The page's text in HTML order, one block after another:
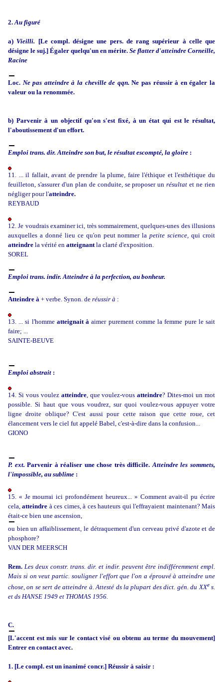
2.Au figuré
a)Vieilli. [Le compl. désigne une pers. de rang supérieur à celle que
désigne le suj.] Égaler quelqu'un en mérite. Se flatter d'atteindre Corneille,
Racine
Loc. Ne pas atteindre à la cheville de qqn. Ne pas réussir à en égaler la
valeur ou la renommée.
b) Parvenir à un objectif qu'on s'est fixé, à un état qui est le résultat,
l'aboutissement d'un effort.
Emploi trans. dir. Atteindre son but, le résultat escompté, la gloire :
11. ... il fallait, avant de prendre la plume, faire l'éthique et l'esthétique du
feuilleton, s'assurer d'un plan de conduite, se proposer unrésultat et ne rien
négliger pour l'atteindre.
REYBAUD
12. Je voudrais examiner ici, très sommairement, quelques-unes des illusions
auxquelles a donné lieu ce qu'on peut nommer lapetite science, qui croit
atteindre la vérité en atteignantla clarté d'exposition.
SOREL
Emploi trans. indir. Atteindre à la perfection, au bonheur.
Atteindre à + verbe. Synon. de réussir à :
13. ... si l'homme atteignait à aimer purement comme la femme pure le sait
faire; ...
SAINTE-BEUVE
Emploi abstrait :
14. Si vous voulez atteindre, que voulez-vousatteindre? Dites-moi un mot
possible. Si haut que vous voudrez, sur quoi voulez-vous appuyer votre
ligne droite oblique? C'est aussi pour cette raison que cette roue, cet
élancement vers le ciel fut appelé Babel, c'est-à-dire dans la confusion...
GIONO
P. ext. Parvenir à réaliser une chose très difficile.Atteindre les sommets,
l'impossible, au sublime :
15. « Je mourrai ici profondément heureux... » Comment avait-il pu écrire
cela,atteindre à ces cimes, à ces hauteurs qui l'effrayaient maintenant? Mais
était-ce bien une ascension,
ou bien un affaiblissement, le détraquement d'un cerveau privé d'azote et de
phosphore?
VAN DER MEERSCH
Rem. Les deux constr. trans. dir. et indir. peuvent être indifféremment empl.
Mais si on veut partic. souligner l'effort que l'on a éprouvé à atteindre une
chose, on se sert de atteindre à. Attesté ds la plupart des dict. gén. du XXes.
et ds HANSE 1949 et THOMAS 1956.
C.
[L'accent est mis sur le contact visé ou obtenu au terme du mouvement]
Entrer en contact avec.
1. [Le compl. est un inanimé concr.] Réussir à saisir :